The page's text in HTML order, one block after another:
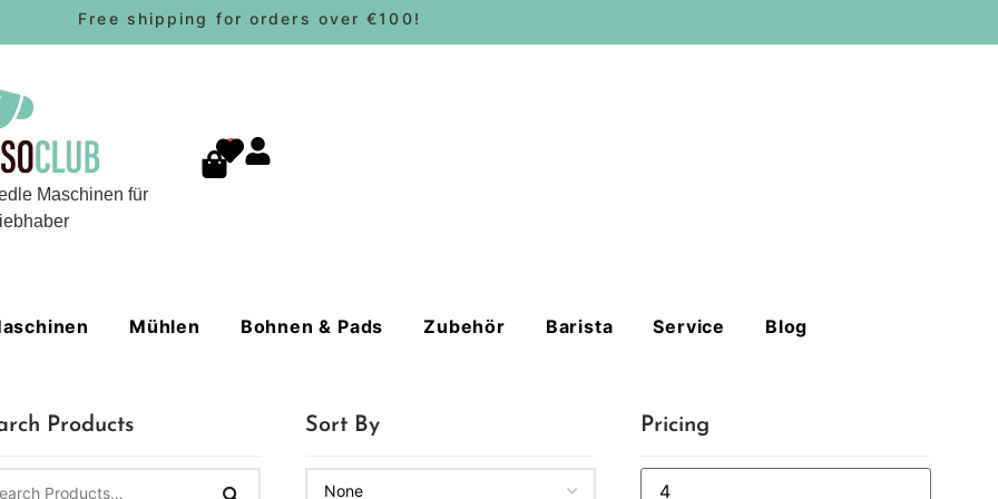
Free shipping for orders over €100!
Maschinen für
0
Mühlen Bohnen & Pads Zubehör Barista Service Blog
Products Sort By Pricing